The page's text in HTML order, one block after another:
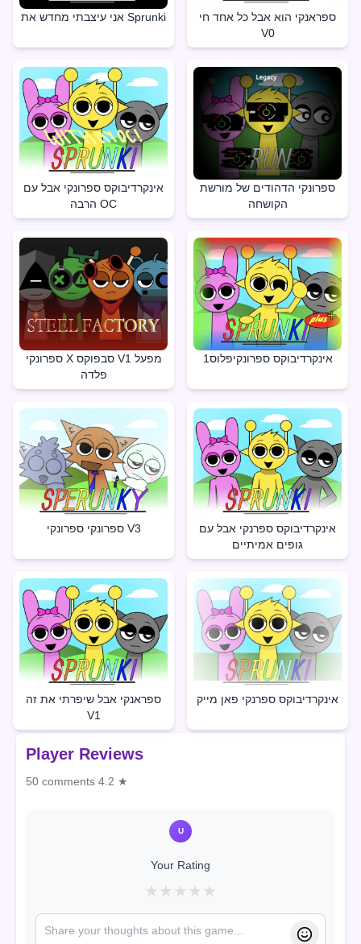
אני עיצבתי מחדש את Sprunki
ספראנקי הוא אבל כל אחד חי
V0
אינקרדיבוקס ספרונקי אבל עם
הרבה OC
ספרונקי הדהודים של מורשת
הקושחה
ספרונקי X סבפוקס V1 מפעל
פלדה
אינקרדיבוקס ספרונקיפלוס1
ספרונקי ספרונקי V3
אינקרדיבוקס ספרנקי אבל עם
גופים אמיתיים
ספראנקי אבל שיפרתי את זה
V1
אינקרדיבוקס ספרנקי פאן מייק
Player Reviews
50 comments 4.2 ★
U
Your Rating
★ ★ ★ ★ ★